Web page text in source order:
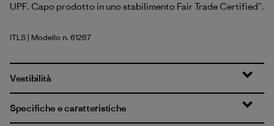
UPF. Capo prodotto in uno stabilimento Fair Trade Certified™.
Island Turtle: Shore Blue
ITLS | Modello n. 61267
Vestibilità
Specifiche e caratteristiche